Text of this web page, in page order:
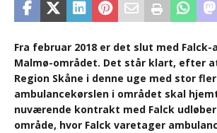
Fra februar 2018 er det slut med Falck-
Malmø-området. Det står klart, efter
Region Skåne i denne uge med stor
ambulancekørslen i området skal
nuværende kontrakt med Falck
område, hvor Falck varetager